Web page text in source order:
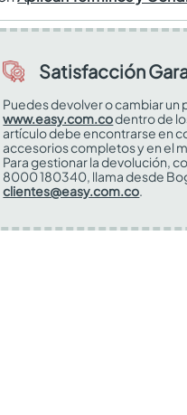
Satisfacción
Puedes devolver o cambiar
www.easy.com.codentro de
artículo debe encontrarse en
accesorios completos y en el
Para gestionar la devolución,
8000 180340, llama desde
clientes@easy.com.co.